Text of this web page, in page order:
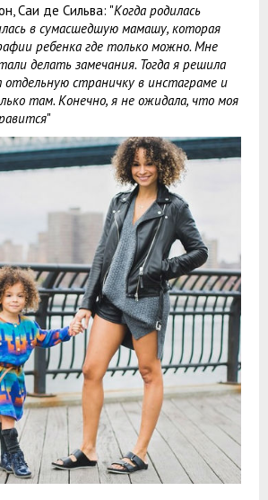
Саи де Сильва: "Когда родилась
в сумасшедшую мамашу, которая
ребенка где только можно. Мне
делать замечания. Тогда я решила
отдельную страничку в инстаграме и
там. Конечно, я не ожидала, что моя
"